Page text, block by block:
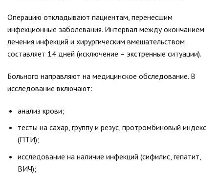
Операцию откладывают пациентам, перенесшим
инфекционные заболевания. Интервал между окончанием
лечения инфекций и хирургическим вмешательством
составляет 14 дней (исключение – экстренные ситуации).
Больного направляют на медицинское обследование. В
исследование включают:
анализ крови;
тесты на сахар, группу и резус, протромбиновый индекс
(ПТИ);
исследование на наличие инфекций (сифилис, гепатит,
ВИЧ);